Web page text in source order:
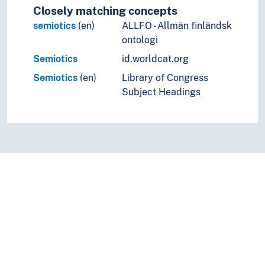
Closely matching concepts
semiotics (en)
ALLFO - Allmän finländsk
ontologi
Semiotics
id.worldcat.org
Semiotics (en)
Library of Congress
Subject Headings